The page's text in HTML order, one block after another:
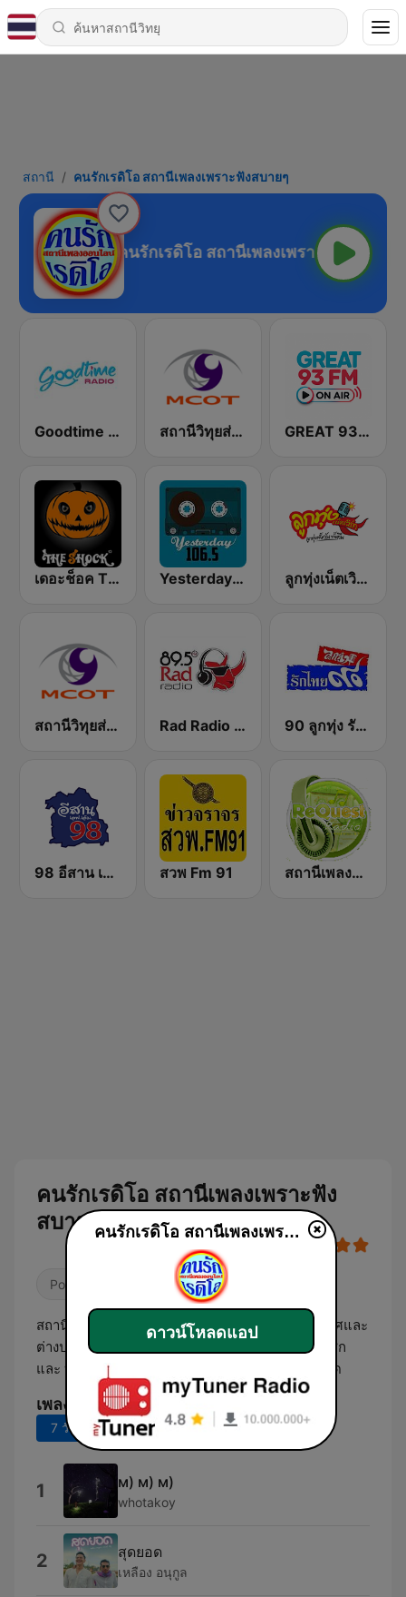
สถานี คนรักเรดิโอ สถานีเพลงเพราะฟังสบายๆ
คนรักเรดิโอ สถานีเพลงเพราะฟังสบายๆ
Goodtime Radio สถานีวิทุยส่วนภูมิภาค MCOT Radio เชียงใหม่ GREAT 93 | ONAIR
เดอะช็อค The Shock 101 Yesterday 106.5 FM ลูกทุ่งเน็ตเวิร์ (Looktung Network)
สถานีวิทุยส่วนภูมิภาค MCOT Radio ลำปาง Rad Radio 89.5 90 ลูกทุ่ง รักไทย
98 อีสาน เอฟเอ็ม สวพ Fm 91 สถานีเพลงลูกทุ่ง Request Radio Country Music
คนรักเรดิโอ สถานีเพลงเพราะฟัง
สบายๆ
Pop / Top 40
สถานีเพลงออนไลน์ 24 ชั่วโมง รับฟังได้ ทั้งในประเทศและ
ต่างประเทศเพื่อความบันเทิง พบปะพูดคุยในหมุ่สมาชิก
และ บุคคลทั่วไป ไม่ได้แสวงหาผลกำไรแต่ประการใด
เพลงยอดนิยม
7 วันที่ผ่านมา 30 วันที่ผ่านมา
1 м) м) м)
whotakoy
2 สุดยอด
เหลือง อนุกูล
คนรักเรดิโอ สถานีเพลงเพราะฟังสบายๆ
ดาวน์โหลดแอป